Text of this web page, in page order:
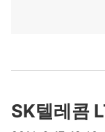
SK텔레콤